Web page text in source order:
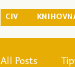
CIV
All Posts